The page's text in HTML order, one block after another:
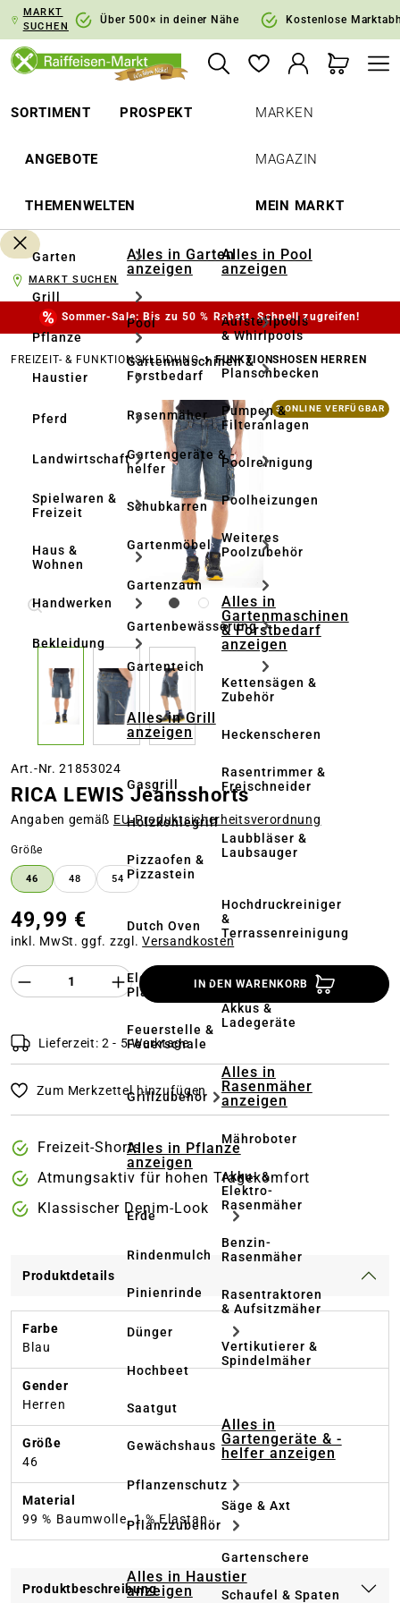
Zur Hauptnavigation springen
MARKT
SUCHEN
Über 500× in deiner Nähe Kostenlose
SORTIMENT PROSPEKT
ANGEBOTE
THEMENWELTEN
MARKEN
MAGAZIN
MEIN MARKT
Garten
Grill
Pflanze
Haustier
Pferd
Landwirtschaft
Spielwaren &
Freizeit
Haus &
Wohnen
Handwerken
Bekleidung
Alles in Garten
anzeigen
Pool
Gartenmaschinen &
Forstbedarf
Rasenmäher
Gartengeräte & -
helfer
Schubkarren
Gartenmöbel
Gartenzaun
Gartenbewässerung
Gartenteich
Alles in Grill
anzeigen
Gasgrill
Holzkohlegrill
Pizzaofen &
Pizzastein
Dutch Oven
Elektrogrill &
Plancha
Feuerstelle &
Feuerschale
Grillzubehör
Alles in Pflanze
anzeigen
Erde
Rindenmulch
Pinienrinde
Dünger
Hochbeet
Saatgut
Gewächshaus
Pflanzenschutz
Pflanzzubehör
Alles in Haustier
anzeigen
Alles in Pool
anzeigen
Aufstellpools
& Whirlpools
Planschbecken
Pumpen &
Filteranlagen
Poolreinigung
Poolheizungen
Weiteres
Poolzubehör
Alles in
Gartenmaschinen
& Forstbedarf
anzeigen
Kettensägen &
Zubehör
Heckenscheren
Rasentrimmer &
Freischneider
Laubbläser &
Laubsauger
Hochdruckreiniger
&
Terrassenreinigung
Akkus &
Ladegeräte
Alles in
Rasenmäher
anzeigen
Mähroboter
Akku- &
Elektro-
Rasenmäher
Benzin-
Rasenmäher
Rasentraktoren
& Aufsitzmäher
Vertikutierer &
Spindelmäher
Alles in
Gartengeräte & -
helfer anzeigen
Säge & Axt
Gartenschere
Schaufel & Spaten
MARKT SUCHEN
Sommer-Sale: Bis zu 50 % Rabatt. Schnell zugreifen!
FREIZEIT- & FUNKTIONSKLEIDUNG FUNKTIONSHOSEN HERREN
Bildergalerie überspringen 3 ONLINE VERFÜGBAR
Art.-Nr. 21853024
RICA LEWIS Jeansshorts
Angaben gemäß EU‑Produktsicherheitsverordnung
Größe
46 48 54
49,99 €
inkl. MwSt. ggf. zzgl.Versandkosten
Produkt Anzahl des Produktes
IN DEN WARENKORB
Lieferzeit: 2 - 5 Werktage
Zum Merkzettel hinzufügen
Freizeit-Shorts
Atmungsaktiv für hohen Tragekomfort
Klassischer Denim-Look
Produktdetails
Farbe
Blau
Gender
Herren
Größe
46
Material
99 % Baumwolle, 1 % Elastan
Produktbeschreibung